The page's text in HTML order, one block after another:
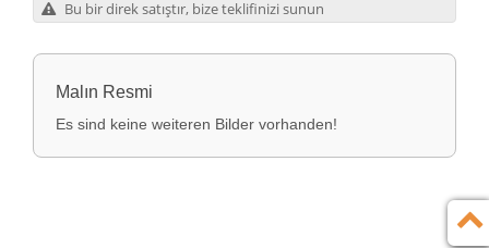
koşullar (DE)
Bu bir direk satıştır, bize teklifinizi sunun
Malın Resmi
Es sind keine weiteren Bilder vorhanden!